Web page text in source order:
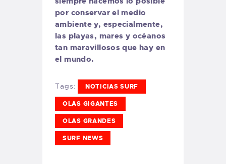
por conservar el medio
ambiente y, especialmente,
las playas, mares y océanos
tan maravillosos que hay en
el mundo.
Tags: NOTICIAS SURF
OLAS GIGANTES
OLAS GRANDES
SURF NEWS